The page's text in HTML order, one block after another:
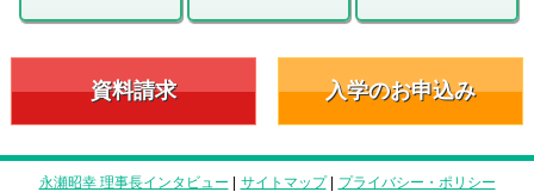
資料請求 入学のお申込み
永瀬昭幸 理事長インタビュー | サイトマップ| プライバシー・ポリシー